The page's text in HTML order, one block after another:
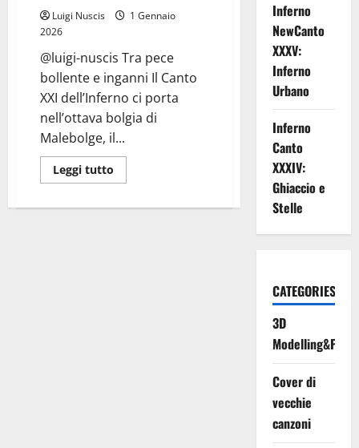
Luigi Nuscis
1 Gennaio
2026
@luigi-nuscis Tra pece
bollente e inganni Il Canto
XXI dell’Inferno ci porta
nell’ottava bolgia di
Malebolge, il...
Leggi tutto
di
Inferno
NewCanto
XXXV:
Inferno
Urbano
Inferno
Canto
XXXIV:
Ghiaccio e
Stelle
CATEGORIES
3D
Cover di
vecchie
canzoni